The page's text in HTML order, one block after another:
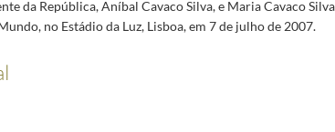
da República, Aníbal Cavaco Silva, e Maria Cavaco
no Estádio da Luz, Lisboa, em 7 de julho de 2007.